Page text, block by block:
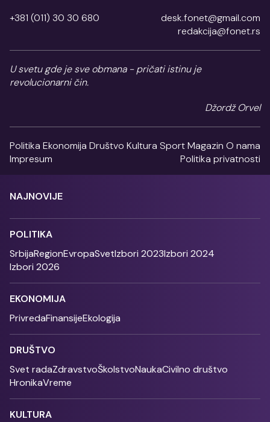
+381 (011) 30 30 680
desk.fonet@gmail.com
redakcija@fonet.rs
U svetu gde je sve obmana - pričati istinu je
revolucionarni čin.
Džordž Orvel
Politika Ekonomija Društvo Kultura SportMagazin O nama
Impresum
Politika privatnosti
NAJNOVIJE
POLITIKA
SrbijaRegionEvropaSvetIzbori 2023Izbori 2024
Izbori 2026
EKONOMIJA
PrivredaFinansijeEkologija
DRUŠTVO
Svet radaZdravstvoŠkolstvoNaukaCivilno društvo
HronikaVreme
KULTURA